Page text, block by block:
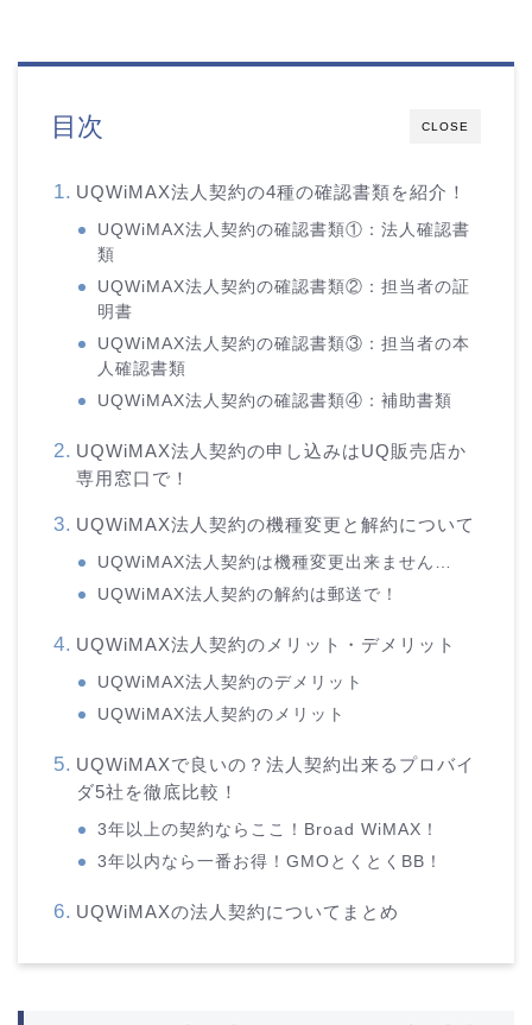
CLOSE
目次
UQWiMAX法人契約の4種の確認書類を紹介！
UQWiMAX法人契約の確認書類①：法人確認書
類
UQWiMAX法人契約の確認書類②：担当者の証
明書
UQWiMAX法人契約の確認書類③：担当者の本
人確認書類
UQWiMAX法人契約の確認書類④：補助書類
UQWiMAX法人契約の申し込みはUQ販売店か
専用窓口で！
UQWiMAX法人契約の機種変更と解約について
UQWiMAX法人契約は機種変更出来ません…
UQWiMAX法人契約の解約は郵送で！
UQWiMAX法人契約のメリット・デメリット
UQWiMAX法人契約のデメリット
UQWiMAX法人契約のメリット
UQWiMAXで良いの？法人契約出来るプロバイ
ダ5社を徹底比較！
3年以上の契約ならここ！Broad WiMAX！
3年以内なら一番お得！GMOとくとくBB！
UQWiMAXの法人契約についてまとめ